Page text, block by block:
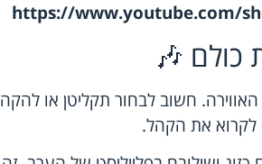
https://www.youtube.com/
כולם 🎶
חשוב לבחור תקליטן או להקה
לקרוא את הקהל.